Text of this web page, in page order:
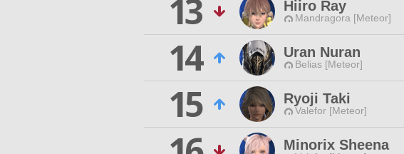
13
Hiiro Ray
Mandragora [Meteor]
14
Uran Nuran
Belias [Meteor]
15
Ryoji Taki
Valefor [Meteor]
Minorix Sheena